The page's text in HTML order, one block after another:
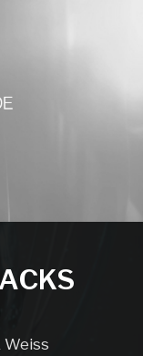
Weiss